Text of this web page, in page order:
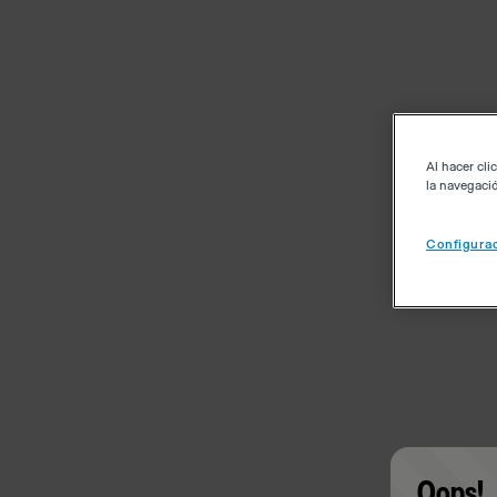
Al hacer clic
la